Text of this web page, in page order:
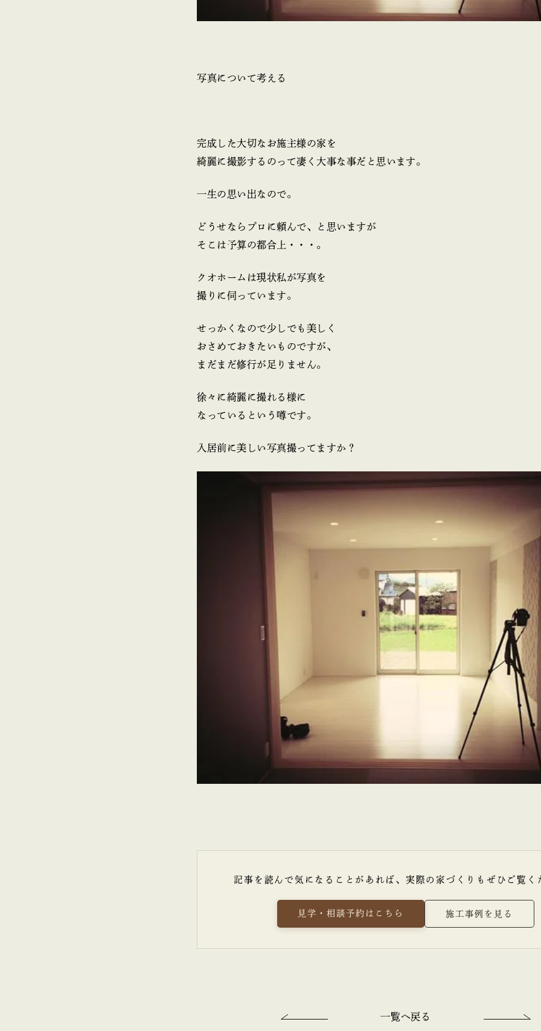
写真について考える
完成した大切なお施主様の家を
綺麗に撮影するのって凄く大事な事だと思います。
一生の思い出なので。
どうせならプロに頼んで、と思いますが
そこは予算の都合上・・・。
クオホームは現状私が写真を
撮りに伺っています。
せっかくなので少しでも美しく
おさめておきたいものですが、
まだまだ修行が足りません。
徐々に綺麗に撮れる様に
なっているという噂です。
入居前に美しい写真撮ってますか？
記事を読んで気になることがあれば、 実際の家づくりもぜひご覧く
見学・相談予約はこちら 施工事例を見る
一覧へ戻る